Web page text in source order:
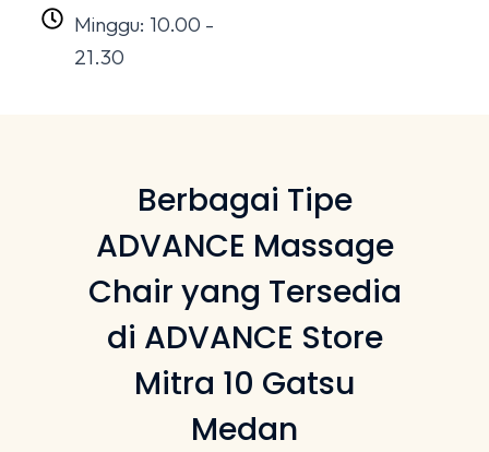
Minggu: 10.00 -
21.30
Berbagai Tipe
ADVANCE Massage
Chair yang Tersedia
di ADVANCE Store
Mitra 10 Gatsu
Medan